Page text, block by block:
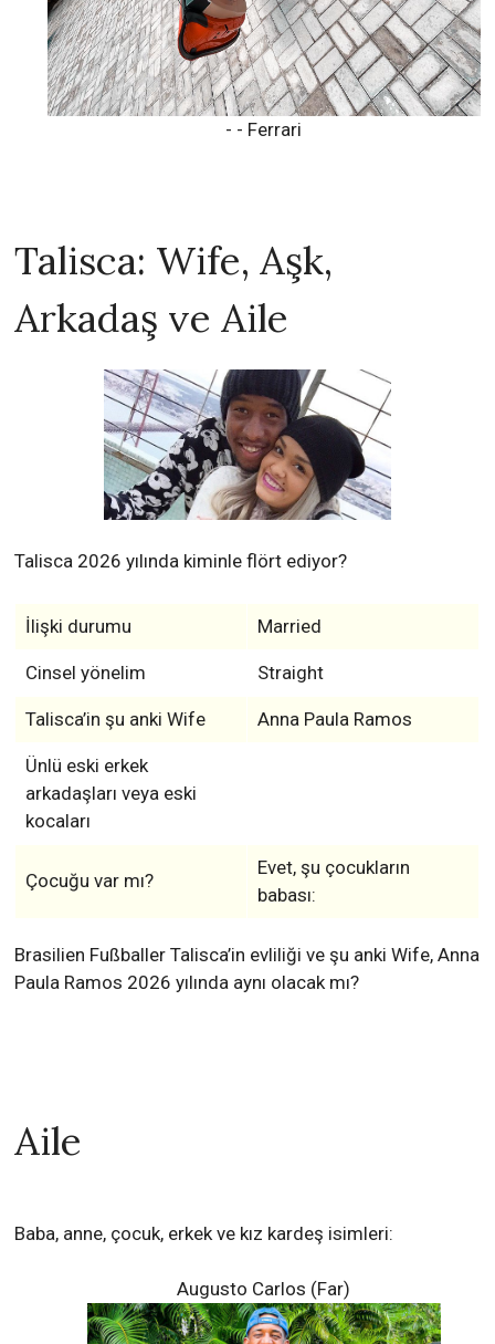
- - Ferrari
Talisca: Wife, Aşk,
Arkadaş ve Aile
Talisca 2026 yılında kiminle flört ediyor?
İlişki durumu Married
Cinsel yönelim Straight
Talisca’in şu anki Wife Anna Paula Ramos
Ünlü eski erkek
arkadaşları veya eski
kocaları
Çocuğu var mı?
Evet, şu çocukların
babası:
Brasilien Fußballer Talisca’in evliliği ve şu anki Wife, Anna
Paula Ramos 2026 yılında aynı olacak mı?
Aile
Baba, anne, çocuk, erkek ve kız kardeş isimleri:
Augusto Carlos (Far)